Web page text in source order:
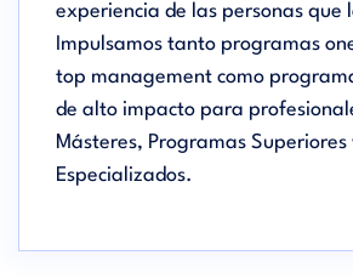
experiencia de las personas que
Impulsamos tanto programas
top management como
de alto impacto para
Másteres, Programas Superiores
Especializados.